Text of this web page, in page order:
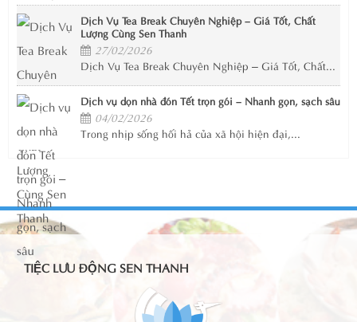
Dịch Vụ Tea Break Chuyên Nghiệp – Giá Tốt, Chất
Lượng Cùng Sen Thanh
27/02/2026
Dịch Vụ Tea Break Chuyên Nghiệp – Giá Tốt, Chất...
Dịch vụ dọn nhà đón Tết trọn gói – Nhanh gọn, sạch sâu
04/02/2026
Trong nhịp sống hối hả của xã hội hiện đại,...
TIỆC LƯU ĐỘNG SEN THANH